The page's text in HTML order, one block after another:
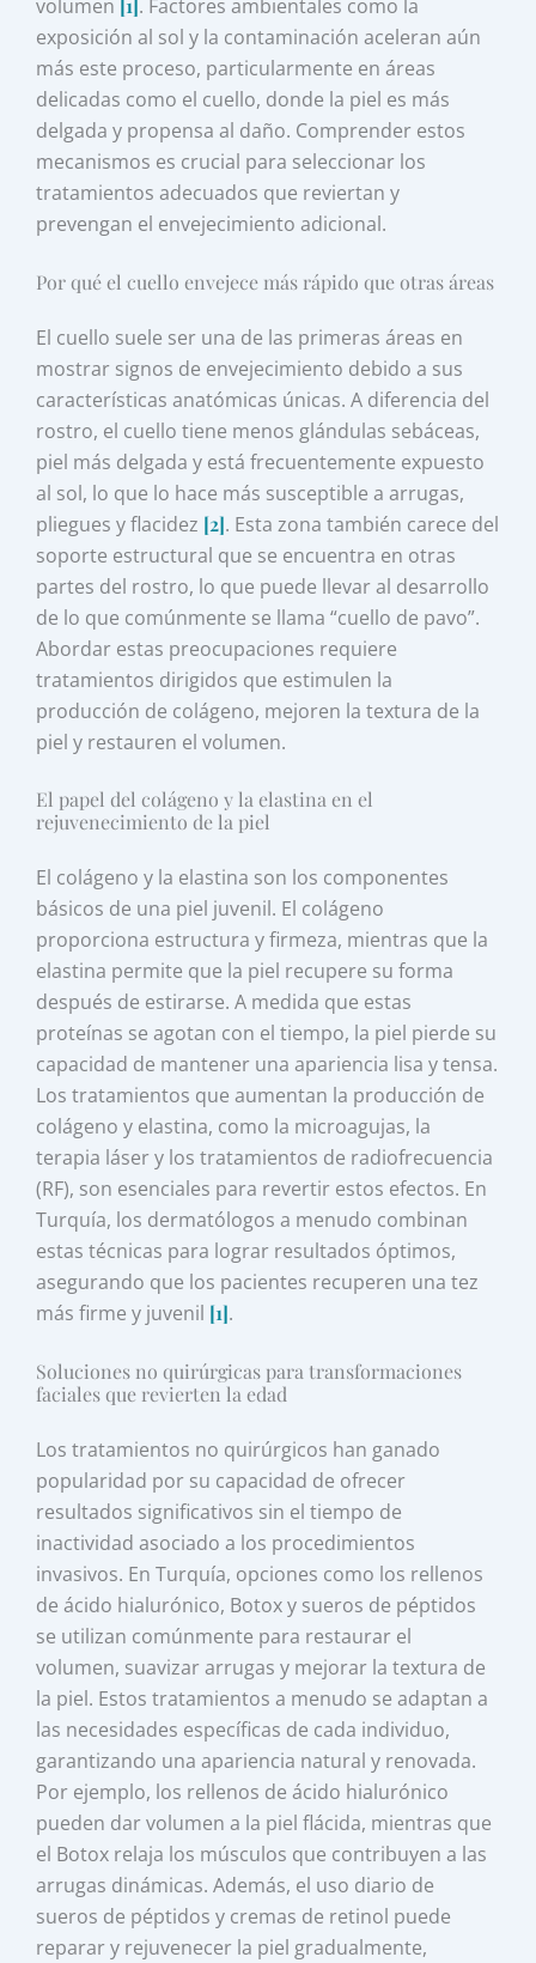
volumen [1] . Factores ambientales como la
exposición al sol y la contaminación aceleran aún
más este proceso, particularmente en áreas
delicadas como el cuello, donde la piel es más
delgada y propensa al daño. Comprender estos
mecanismos es crucial para seleccionar los
tratamientos adecuados que reviertan y
prevengan el envejecimiento adicional.
Por qué el cuello envejece más rápido que otras áreas
El cuello suele ser una de las primeras áreas en
mostrar signos de envejecimiento debido a sus
características anatómicas únicas. A diferencia del
rostro, el cuello tiene menos glándulas sebáceas,
piel más delgada y está frecuentemente expuesto
al sol, lo que lo hace más susceptible a arrugas,
pliegues y flacidez [2]. Esta zona también carece del
soporte estructural que se encuentra en otras
partes del rostro, lo que puede llevar al desarrollo
de lo que comúnmente se llama “cuello de pavo”.
Abordar estas preocupaciones requiere
tratamientos dirigidos que estimulen la
producción de colágeno, mejoren la textura de la
piel y restauren el volumen.
El papel del colágeno y la elastina en el
rejuvenecimiento de la piel
El colágeno y la elastina son los componentes
básicos de una piel juvenil. El colágeno
proporciona estructura y firmeza, mientras que la
elastina permite que la piel recupere su forma
después de estirarse. A medida que estas
proteínas se agotan con el tiempo, la piel pierde su
capacidad de mantener una apariencia lisa y tensa.
Los tratamientos que aumentan la producción de
colágeno y elastina, como la microagujas, la
terapia láser y los tratamientos de radiofrecuencia
(RF), son esenciales para revertir estos efectos. En
Turquía, los dermatólogos a menudo combinan
estas técnicas para lograr resultados óptimos,
asegurando que los pacientes recuperen una tez
más firme y juvenil [1].
Soluciones no quirúrgicas para transformaciones
faciales que revierten la edad
Los tratamientos no quirúrgicos han ganado
popularidad por su capacidad de ofrecer
resultados significativos sin el tiempo de
inactividad asociado a los procedimientos
invasivos. En Turquía, opciones como los rellenos
de ácido hialurónico, Botox y sueros de péptidos
se utilizan comúnmente para restaurar el
volumen, suavizar arrugas y mejorar la textura de
la piel. Estos tratamientos a menudo se adaptan a
las necesidades específicas de cada individuo,
garantizando una apariencia natural y renovada.
Por ejemplo, los rellenos de ácido hialurónico
pueden dar volumen a la piel flácida, mientras que
el Botox relaja los músculos que contribuyen a las
arrugas dinámicas. Además, el uso diario de
sueros de péptidos y cremas de retinol puede
reparar y rejuvenecer la piel gradualmente,